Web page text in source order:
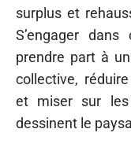
surplus et
S’engager
prendre part à
collective,
et miser sur les
dessinent le